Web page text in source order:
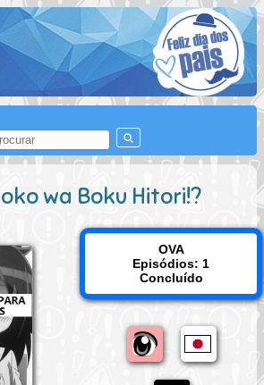
wa Boku Hitori!?
OVA
Episódios: 1
Concluído